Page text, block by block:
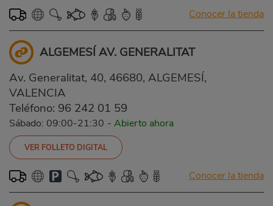
Conocer la tienda
ALGEMESÍ AV. GENERALITAT
Av. Generalitat, 40, 46680, ALGEMESÍ,
VALENCIA
Teléfono: 96 242 01 59
Sábado: 09:00-21:30 - Abierto ahora
VER FOLLETO DIGITAL
Conocer la tienda